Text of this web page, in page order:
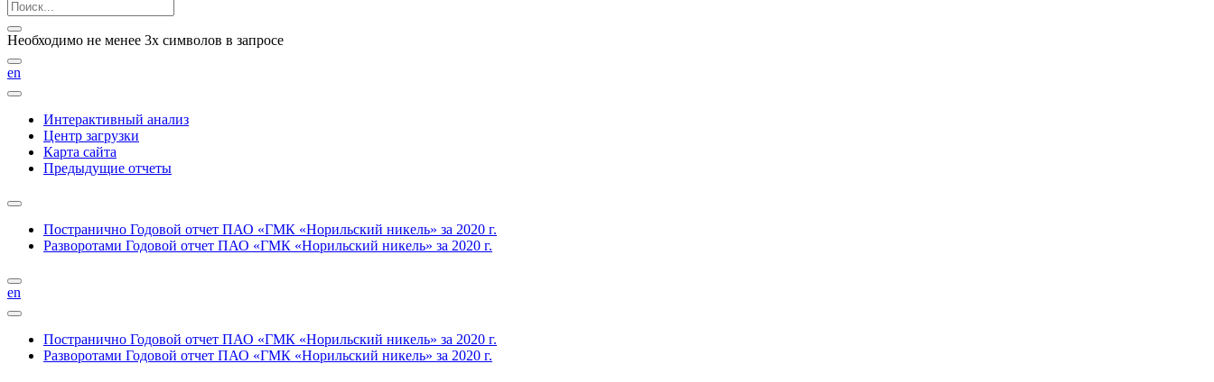
Необходимо не менее 3х символов в запросе
en
Интерактивный анализ
Центр загрузки
Карта сайта
Предыдущие отчеты
Постранично Годовой отчет ПАО «ГМК «Норильский никель» за 2020 г.
Разворотами Годовой отчет ПАО «ГМК «Норильский никель» за 2020 г.
en
Постранично Годовой отчет ПАО «ГМК «Норильский никель» за 2020 г.
Разворотами Годовой отчет ПАО «ГМК «Норильский никель» за 2020 г.